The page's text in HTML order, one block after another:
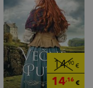
14,90€
14,16€